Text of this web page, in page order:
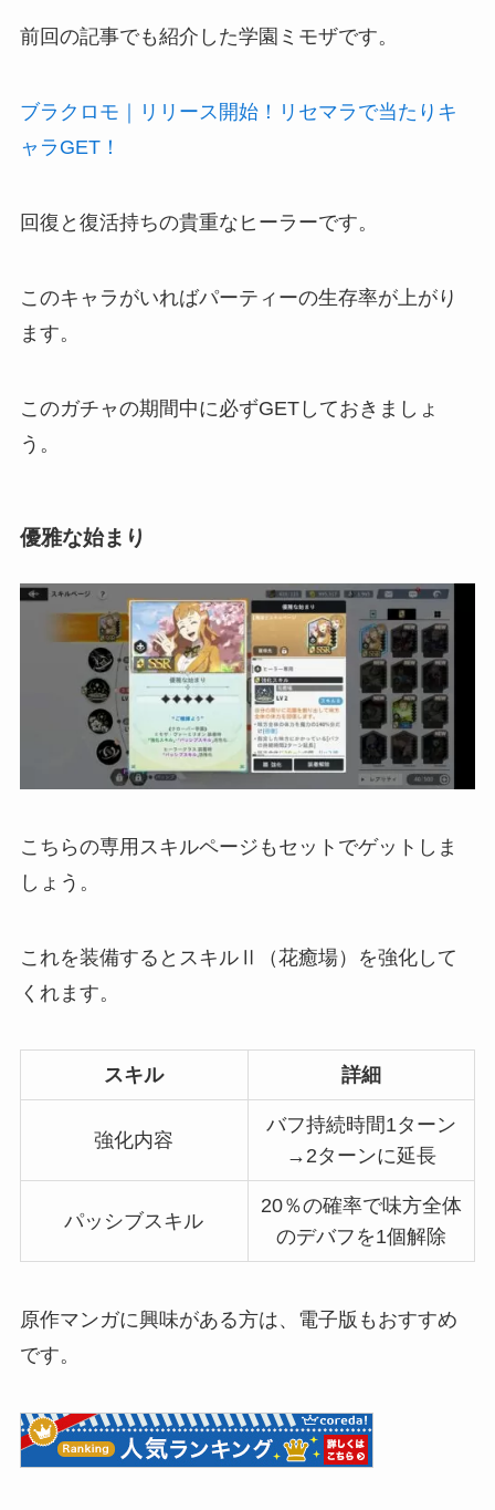
前回の記事でも紹介した学園ミモザです。
ブラクロモ｜リリース開始！リセマラで当たりキ
ャラGET！
回復と復活持ちの貴重なヒーラーです。
このキャラがいればパーティーの生存率が上がり
ます。
このガチャの期間中に必ずGETしておきましょ
う。
優雅な始まり
こちらの専用スキルページもセットでゲットしま
しょう。
これを装備するとスキルⅡ（花癒場）を強化して
くれます。
スキル 詳細
強化内容
バフ持続時間1ターン
→2ターンに延長
パッシブスキル
20％の確率で味方全体
のデバフを1個解除
原作マンガに興味がある方は、電子版もおすすめ
です。